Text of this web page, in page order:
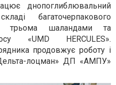
днопоглиблювальний
багаточерпакового
трьома шаландами та
«UMD HERCULES».
продовжує роботу і
лоцман» ДП «АМПУ»